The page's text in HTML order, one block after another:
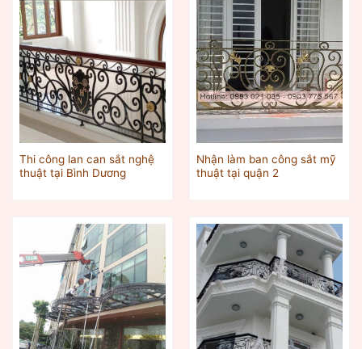
Thi công lan can sắt nghệ
thuật tại Bình Dương
Nhận làm ban công sắt mỹ
thuật tại quận 2